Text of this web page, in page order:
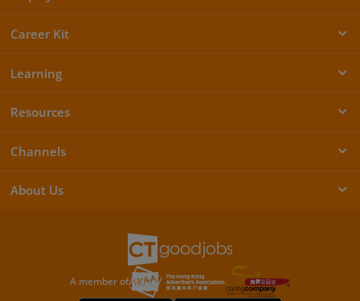
Career Kit
Learning
Resources
Channels
About Us
A member of